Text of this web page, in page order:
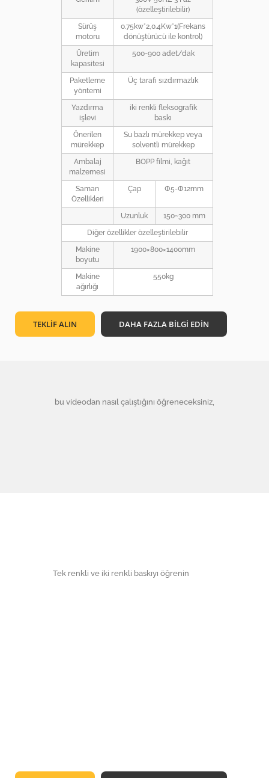
(özelleştirilebilir)
Sürüş
motoru
0.75kw*2,0.4Kw*1(Frekans
dönüştürücü ile kontrol)
Üretim
kapasitesi
500-900 adet/dak
Paketleme
yöntemi
Üç tarafı sızdırmazlık
Yazdırma
işlevi
iki renkli fleksografik
baskı
Önerilen
mürekkep
Su bazlı mürekkep veya
solventli mürekkep
Ambalaj
malzemesi
BOPP filmi, kağıt
Saman
Özellikleri
Çap Φ5-Φ12mm
Uzunluk
150~300 mm
Diğer özellikler özelleştirilebilir
Makine
boyutu
1900×800×1400mm
Makine
ağırlığı
550kg
TEKLİF ALIN DAHA FAZLA BİLGİ EDİN
bu videodan nasıl çalıştığını öğreneceksiniz,
Tek renkli ve iki renkli baskıyı öğrenin